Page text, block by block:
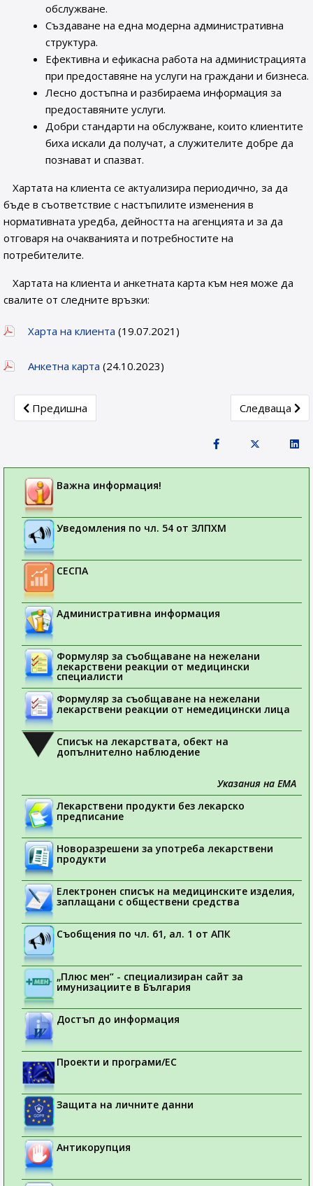
обслужване.
Създаване на една модерна административна
структура.
Ефективна и ефикасна работа на администрацията
при предоставяне на услуги на граждани и бизнеса.
Лесно достъпна и разбираема информация за
предоставяните услуги.
Добри стандарти на обслужване, които клиентите
биха искали да получат, а служителите добре да
познават и спазват.
Хартата на клиента се актуализира периодично, за да
бъде в съответствие с настъпилите изменения в
нормативната уредба, дейността на агенцията и за да
отговаря на очакванията и потребностите на
потребителите.
Хартата на клиента и анкетната карта към нея може да
свалите от следните връзки:
Харта на клиента (19.07.2021)
Анкетна карта(24.10.2023)
Previous article: Годишни доклади
Предишна Next article:
Следваща
Важна информация!
Уведомления по чл. 54 от ЗЛПХМ
СЕСПА
Административна информация
Формуляр за съобщаване на нежелани
лекарствени реакции от медицински
специалисти
Формуляр за съобщаване на нежелани
лекарствени реакции от немедицински лица
Списък на лекарствата, обект на
допълнително наблюдение
Указания на ЕМА
Лекарствени продукти без лекарско
предписание
Новоразрешени за употреба лекарствени
продукти
Електронен списък на медицинските изделия,
заплащани с обществени средства
Съобщения по чл. 61, ал. 1 от АПК
„Плюс мен“ - специализиран сайт за
имунизациите в България
Достъп до информация
Проекти и програми/ЕС
Защита на личните данни
Антикорупция